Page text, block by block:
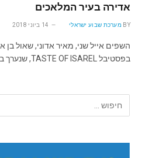
אדירה בעיר המלאכים
BY מערכת שבוע ישראלי 14 ביוני 2018
השפים אייל שני, מאיר אדוני, שאול בן
בפסטיבל TASTE OF ISAREL, שנערך במרכז סקירבול וסחף יותר…